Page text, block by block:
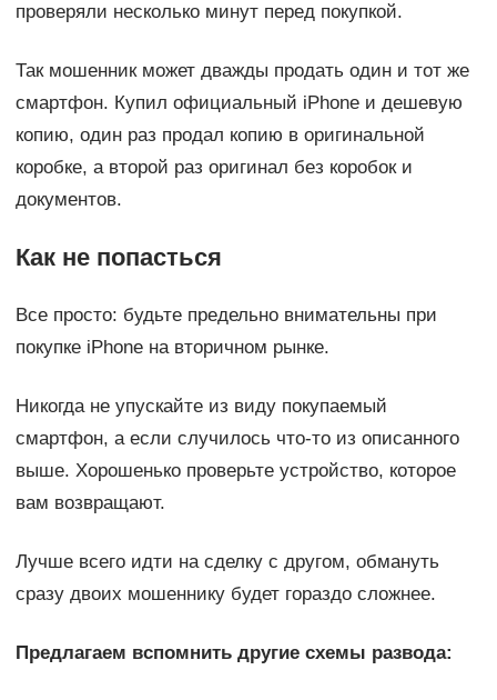
проверяли несколько минут перед покупкой.
Так мошенник может дважды продать один и тот же
смартфон. Купил официальный iPhone и дешевую
копию, один раз продал копию в оригинальной
коробке, а второй раз оригинал без коробок и
документов.
Как не попасться
Все просто: будьте предельно внимательны при
покупке iPhone на вторичном рынке.
Никогда не упускайте из виду покупаемый
смартфон, а если случилось что-то из описанного
выше. Хорошенько проверьте устройство, которое
вам возвращают.
Лучше всего идти на сделку с другом, обмануть
сразу двоих мошеннику будет гораздо сложнее.
Предлагаем вспомнить другие схемы развода: